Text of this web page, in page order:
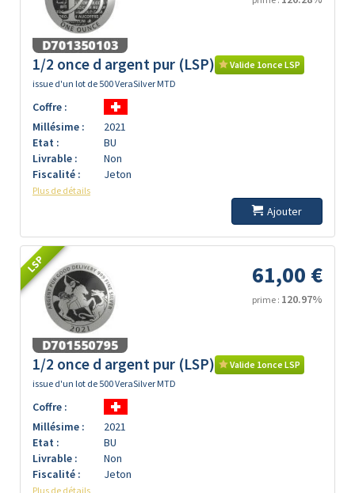
1/2 once d argent pur (LSP)
Valide 1once LSP
issue d'un lot de 500 VeraSilver MTD
Coffre :
Millésime :
2021
Etat :
BU
Livrable :
Non
Fiscalité :
Jeton
Plus de détails
Ajouter
LSP 61,00 €
prime : 120.97%
1/2 once d argent pur (LSP)
Valide 1once LSP
issue d'un lot de 500 VeraSilver MTD
Coffre :
Millésime :
2021
Etat :
BU
Livrable :
Non
Fiscalité :
Jeton
Plus de détails